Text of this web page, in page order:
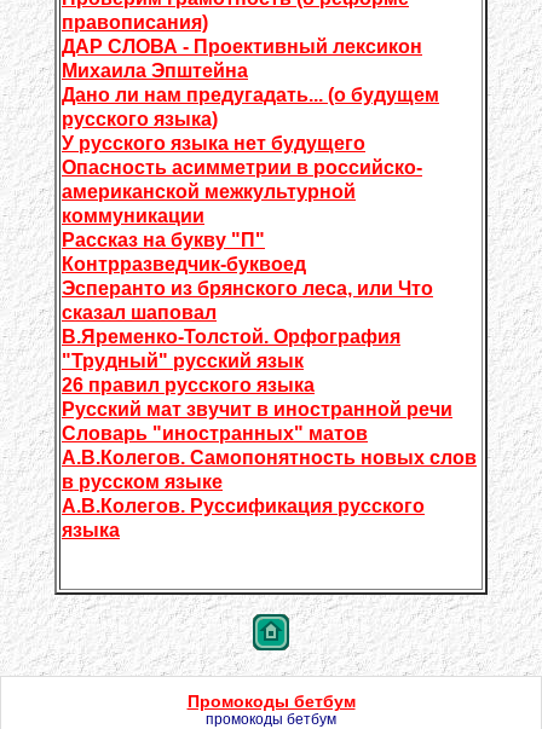
правописания)
ДАР СЛОВА - Проективный лексикон
Михаила Эпштейна
Дано ли нам предугадать... (о будущем
русского языка)
У русского языка нет будущего
Опасность асимметрии в российско-
американской межкультурной
коммуникации
Рассказ на букву "П"
Контрразведчик-буквоед
Эсперанто из брянского леса, или Что
сказал шаповал
В.Яременко-Толстой. Орфография
"Трудный" русский язык
26 правил русского языка
Русский мат звучит в иностранной речи
Словарь "иностранных" матов
А.В.Колегов. Самопонятность новых слов
в русском языке
А.В.Колегов. Руссификация русского
языка
Промокоды бетбум
промокоды бетбум